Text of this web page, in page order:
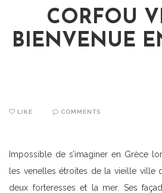
CORFOU
BIENVENUE
LIKE COMMENTS
Impossible de s’imaginer en Grèce
les venelles étroites de la vieille ville
deux forteresses et la mer. Ses